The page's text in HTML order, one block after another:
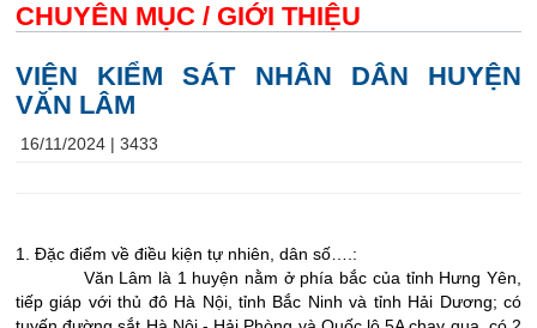
CHUYÊN MỤC / GIỚI THIỆU
VIỆN KIỂM SÁT NHÂN DÂN HUYỆN
VĂN LÂM
16/11/2024 | 3433
1. Đặc điểm về điều kiện tự nhiên, dân số….:
Văn Lâm là 1 huyện nằm ở phía bắc của tỉnh Hưng Yên,
tiếp giáp với thủ đô Hà Nội, tỉnh Bắc Ninh và tỉnh Hải Dương; có